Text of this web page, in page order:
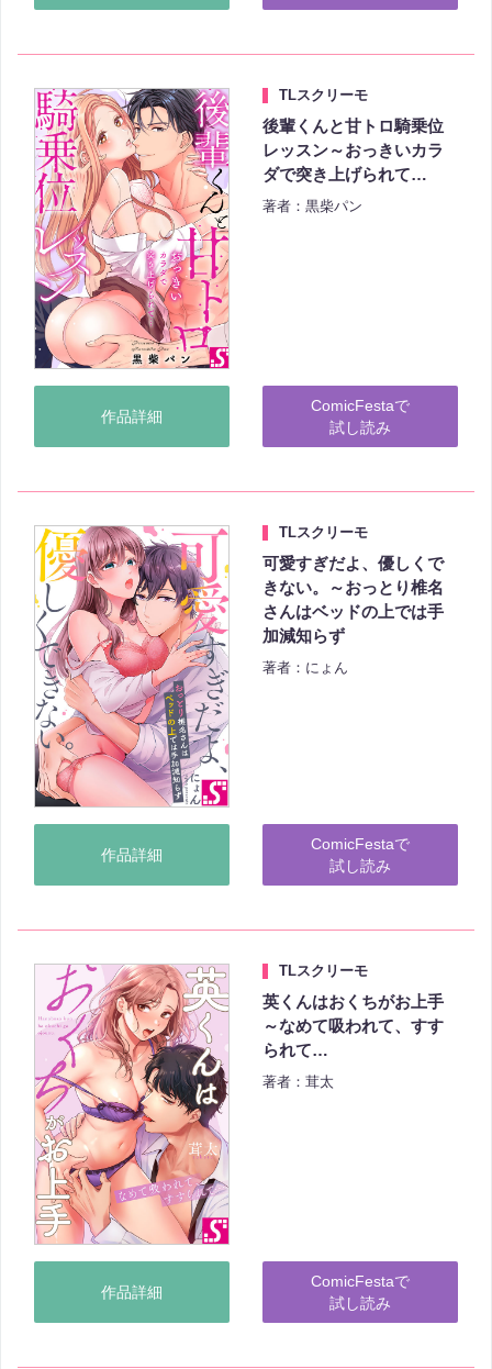
TLスクリーモ
後輩くんと甘トロ騎乗位
レッスン～おっきいカラ
ダで突き上げられて…
著者：黒柴パン
作品詳細
ComicFestaで
試し読み
TLスクリーモ
可愛すぎだよ、優しくで
きない。～おっとり椎名
さんはベッドの上では手
加減知らず
著者：にょん
作品詳細
ComicFestaで
試し読み
TLスクリーモ
英くんはおくちがお上手
～なめて吸われて、すす
られて…
著者：茸太
作品詳細
ComicFestaで
試し読み